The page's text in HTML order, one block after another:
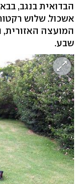
הבדואית בנגב,
אשכול. שלוש
המועצה האזורית,
שבע.